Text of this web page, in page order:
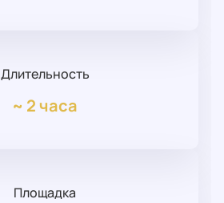
Длительность
~ 2 часа
Площадка